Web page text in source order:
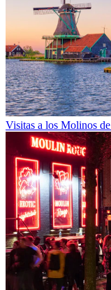
Visitas a los Molinos